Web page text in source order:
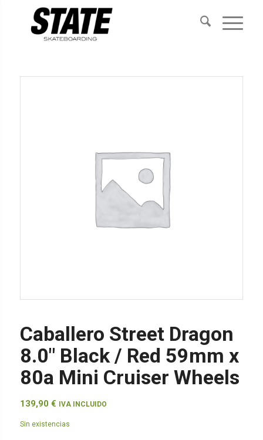
Caballero Street Dragon
8.0″ Black / Red 59mm x
80a Mini Cruiser Wheels
139,90 € IVA INCLUIDO
Sin existencias